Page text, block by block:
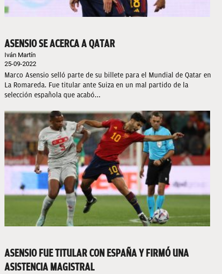
ASENSIO SE ACERCA A QATAR
Iván Martín
25-09-2022
Marco Asensio selló parte de su billete para el Mundial de Qatar en
La Romareda. Fue titular ante Suiza en un mal partido de la
selección española que acabó...
ASENSIO FUE TITULAR CON ESPAÑA Y FIRMÓ UNA
ASISTENCIA MAGISTRAL